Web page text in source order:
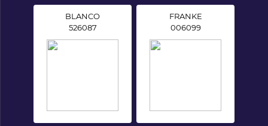
BLANCO
526087
FRANKE
006099